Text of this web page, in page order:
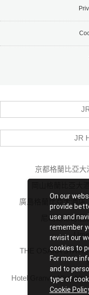
JR
京都格蘭比亞大
廣島格蘭比亞大酒店
尼崎比偲奇酒
THE OSAKA
Hotel Granvia
On our
provide
use and
remember
revisit our
cookies to
For more
and to
type of
Cookie